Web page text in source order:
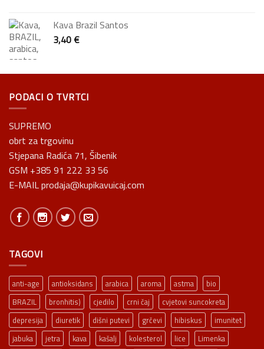
Kava Brazil Santos
3,40€
PODACI O TVRTCI
SUPREMO
obrt za trgovinu
Stjepana Radića 71, Šibenik
GSM +385 91 222 33 56
E-MAIL prodaja@kupikavuicaj.com
TAGOVI
anti-age antioksidans arabica aroma astma
bio
BRAZIL
bronhitis) cjedilo crni čaj
cvjetovi suncokreta
depresija
diuretik dišni putevi grčevi hibiskus
imunitet
jabuka
jetra kava kašalj kolesterol lice
Limenka